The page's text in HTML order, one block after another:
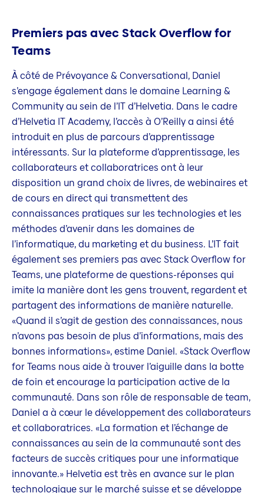
Premiers pas avec Stack Overflow for
Teams
À côté de Prévoyance & Conversational, Daniel
s’engage également dans le domaine Learning &
Community au sein de l’IT d’Helvetia. Dans le cadre
d’Helvetia IT Academy, l’accès à O’Reilly a ainsi été
introduit en plus de parcours d’apprentissage
intéressants. Sur la plateforme d’apprentissage, les
collaborateurs et collaboratrices ont à leur
disposition un grand choix de livres, de webinaires et
de cours en direct qui transmettent des
connaissances pratiques sur les technologies et les
méthodes d’avenir dans les domaines de
l’informatique, du marketing et du business. L’IT fait
également ses premiers pas avec Stack Overflow for
Teams, une plateforme de questions-réponses qui
imite la manière dont les gens trouvent, regardent et
partagent des informations de manière naturelle.
«Quand il s’agit de gestion des connaissances, nous
n’avons pas besoin de plus d’informations, mais des
bonnes informations», estime Daniel. «Stack Overflow
for Teams nous aide à trouver l’aiguille dans la botte
de foin et encourage la participation active de la
communauté. Dans son rôle de responsable de team,
Daniel a à cœur le développement des collaborateurs
et collaboratrices. «La formation et l’échange de
connaissances au sein de la communauté sont des
facteurs de succès critiques pour une informatique
innovante.» Helvetia est très en avance sur le plan
technologique sur le marché suisse et se développe